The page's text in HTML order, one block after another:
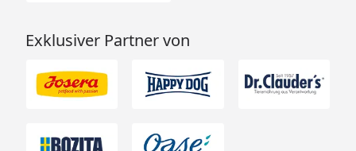
Exklusiver Partner von